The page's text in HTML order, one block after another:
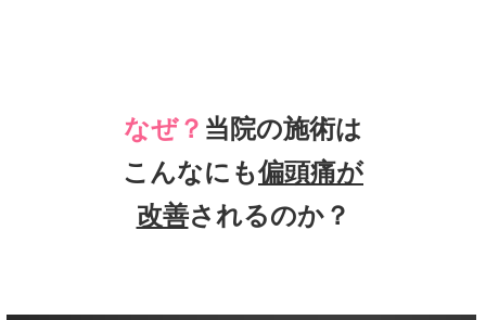
なぜ？ 当院の施術は
こんなにも偏頭痛が
改善されるのか？